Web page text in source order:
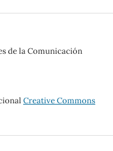
de la Comunicación
Creative Commons